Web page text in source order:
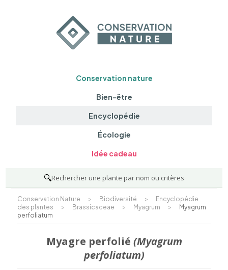
Conservation nature
Bien-être
Encyclopédie
Écologie
Idée cadeau
🔍Rechercher une plante par nom ou critères
Conservation Nature > Biodiversité >
Encyclopédie
des plantes
> Brassicaceae > Myagrum >
Myagrum
perfoliatum
Myagre perfolié (Myagrum
perfoliatum)